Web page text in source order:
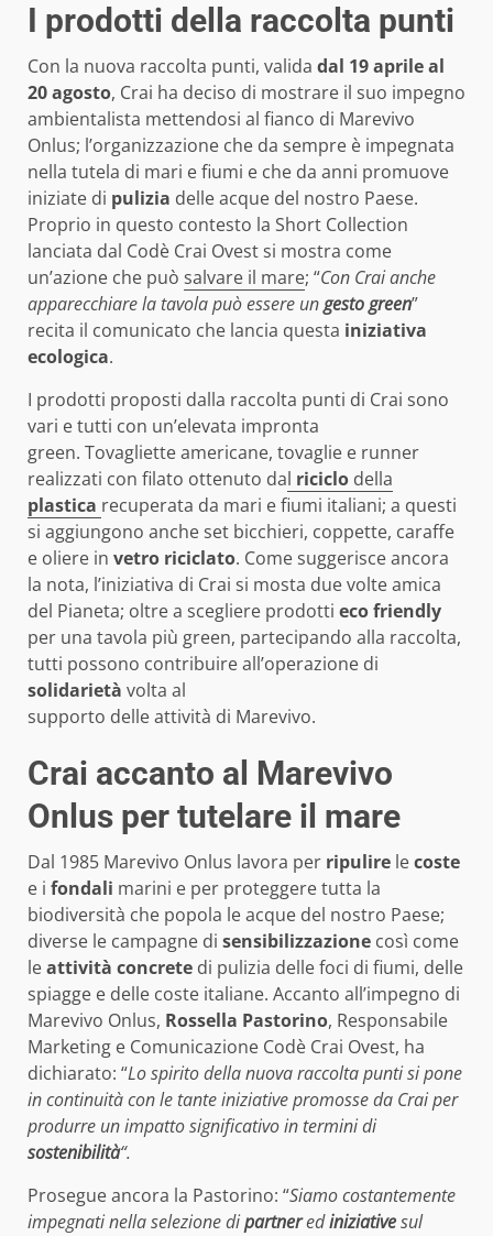
I prodotti della raccolta punti
Con la nuova raccolta punti, valida dal 19 aprile al
20 agosto, Crai ha deciso di mostrare il suo impegno
ambientalista mettendosi al fianco di Marevivo
Onlus; l’organizzazione che da sempre è impegnata
nella tutela di mari e fiumi e che da anni promuove
iniziate di pulizia delle acque del nostro Paese.
Proprio in questo contesto la Short Collection
lanciata dal Codè Crai Ovest si mostra come
un’azione che può salvare il mare; “Con Crai anche
apparecchiare la tavola può essere ungesto green”
recita il comunicato che lancia questa iniziativa
ecologica.
I prodotti proposti dalla raccolta punti di Crai sono
vari e tutti con un’elevata impronta
green. Tovagliette americane, tovaglie e runner
realizzati con filato ottenuto dal riciclo della
plastica recuperata da mari e fiumi italiani; a questi
si aggiungono anche set bicchieri, coppette, caraffe
e oliere in vetro riciclato. Come suggerisce ancora
la nota, l’iniziativa di Crai si mosta due volte amica
del Pianeta; oltre a scegliere prodotti eco friendly
per una tavola più green, partecipando alla raccolta,
tutti possono contribuire all’operazione di
solidarietà volta al
supporto delle attività di Marevivo.
Crai accanto al Marevivo
Onlus per tutelare il mare
Dal 1985 Marevivo Onlus lavora per ripulire lecoste
e i fondali marini e per proteggere tutta la
biodiversità che popola le acque del nostro Paese;
diverse le campagne di sensibilizzazione così come
leattività concrete di pulizia delle foci di fiumi, delle
spiagge e delle coste italiane. Accanto all’impegno di
Marevivo Onlus, Rossella Pastorino, Responsabile
Marketing e Comunicazione Codè Crai Ovest, ha
dichiarato: “Lo spirito della nuova raccolta punti si pone
in continuità con le tante iniziative promosse da Crai per
produrre un impattosignificativo in termini di
sostenibilità“.
Prosegue ancora la Pastorino: “Siamo costantemente
impegnati nella selezione dipartnerediniziativesul